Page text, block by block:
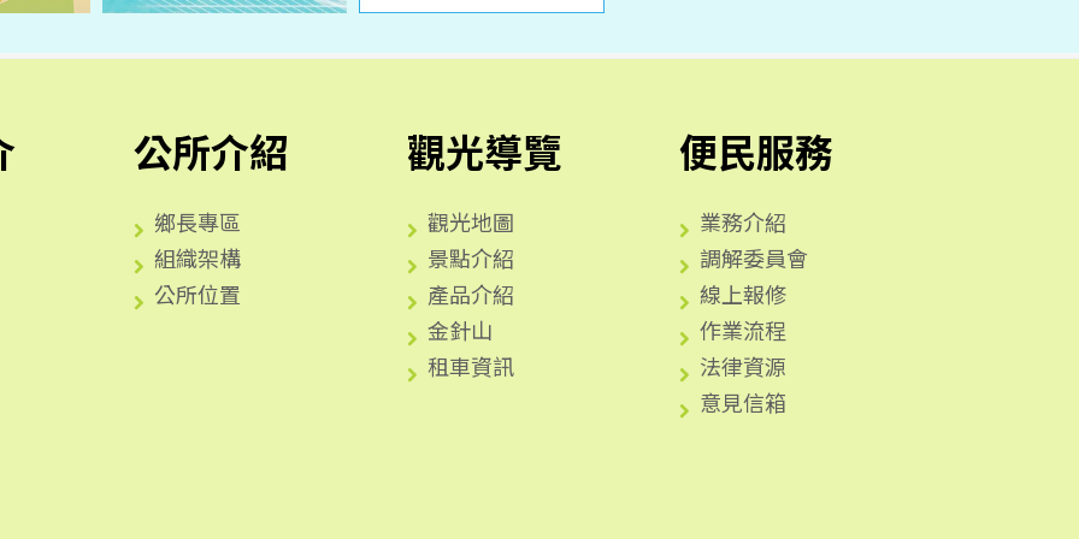
公所介紹
鄉長專區
組織架構
公所位置
觀光導覽
觀光地圖
景點介紹
產品介紹
金針山
租車資訊
便民服務
業務介紹
調解委員會
線上報修
作業流程
法律資源
意見信箱